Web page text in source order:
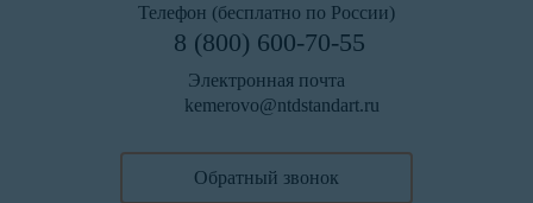
Телефон (бесплатно по России)
8 (800) 600-70-55
Электронная почта
kemerovo@ntdstandart.ru
Обратный звонок